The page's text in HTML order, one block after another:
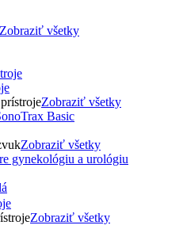
Zobraziť všetky
Zobraziť všetky
Zobraziť všetky
Zobraziť všetky